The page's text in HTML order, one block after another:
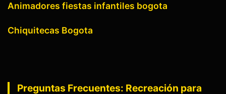
Animadores fiestas infantiles bogota
Chiquitecas Bogota
Preguntas Frecuentes: Recreación para